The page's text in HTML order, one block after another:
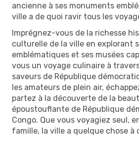
ancienne à ses monuments
ville a de quoi ravir tous les
Imprégnez-vous de la richesse
culturelle de la ville en explorant
emblématiques et ses musées
vous un voyage culinaire à
saveurs de République
les amateurs de plein air,
partez à la découverte de la
époustouflante de République
Congo. Que vous voyagiez seul,
famille, la ville a quelque chose à